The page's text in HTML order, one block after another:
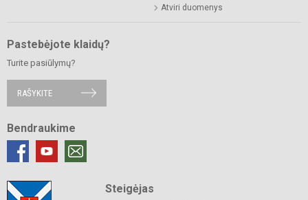
Atviri duomenys
Pastebėjote klaidų?
Turite pasiūlymų?
RAŠYKITE
Bendraukime
Steigėjas